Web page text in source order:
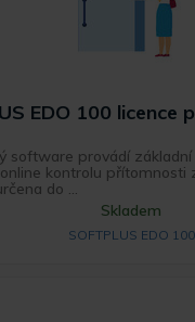
EDO 100 licence
software provádí
kontrolu přítomnosti
do ...
Skladem
SOFTPLUS EDO 100